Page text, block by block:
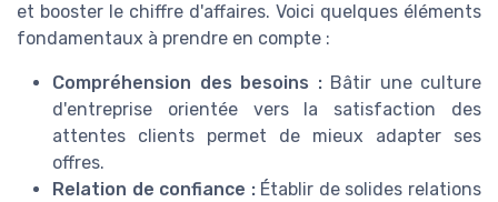
et booster le chiffre d'affaires. Voici quelques éléments
fondamentaux à prendre en compte :
Compréhension des besoins :Bâtir une culture
d'entreprise orientée vers la satisfaction des
attentes clients permet de mieux adapter ses
offres.
Relation de confiance :Établir de solides relations